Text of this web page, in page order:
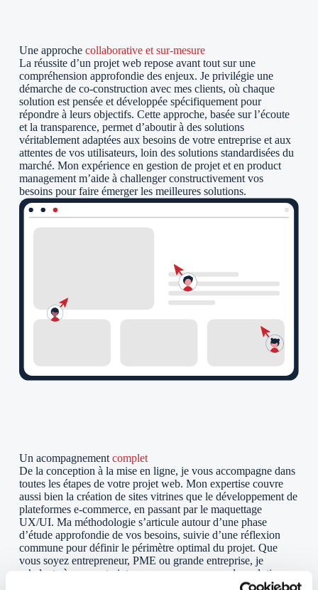
Une approche collaborative et sur-mesure
La réussite d’un projet web repose avant tout sur une
compréhension approfondie des enjeux. Je privilégie une
démarche de co-construction avec mes clients, où chaque
solution est pensée et développée spécifiquement pour
répondre à leurs objectifs. Cette approche, basée sur l’écoute
et la transparence, permet d’aboutir à des solutions
véritablement adaptées aux besoins de votre entreprise et aux
attentes de vos utilisateurs, loin des solutions standardisées du
marché. Mon expérience en gestion de projet et en product
management m’aide à challenger constructivement vos
besoins pour faire émerger les meilleures solutions.
Un acompagnement complet
De la conception à la mise en ligne, je vous accompagne dans
toutes les étapes de votre projet web. Mon expertise couvre
aussi bien la création de sites vitrines que le développement de
plateformes e-commerce, en passant par le maquettage
UX/UI. Ma méthodologie s’articule autour d’une phase
d’étude approfondie de vos besoins, suivie d’une réflexion
commune pour définir le périmètre optimal du projet. Que
vous soyez entrepreneur, PME ou grande entreprise, je
m’adapte à vos contraintes pour vous proposer des solutions
web performantes et évolutives. Je porte une attention